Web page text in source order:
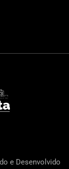
e Desenvolvido